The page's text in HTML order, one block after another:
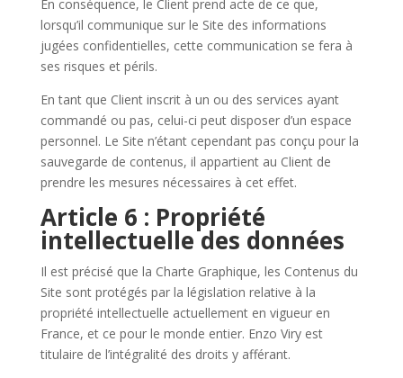
En conséquence, le Client prend acte de ce que,
lorsqu’il communique sur le Site des informations
jugées confidentielles, cette communication se fera à
ses risques et périls.
En tant que Client inscrit à un ou des services ayant
commandé ou pas, celui-ci peut disposer d’un espace
personnel. Le Site n’étant cependant pas conçu pour la
sauvegarde de contenus, il appartient au Client de
prendre les mesures nécessaires à cet effet.
Article 6 : Propriété
intellectuelle des données
Il est précisé que la Charte Graphique, les Contenus du
Site sont protégés par la législation relative à la
propriété intellectuelle actuellement en vigueur en
France, et ce pour le monde entier. Enzo Viry est
titulaire de l’intégralité des droits y afférant.